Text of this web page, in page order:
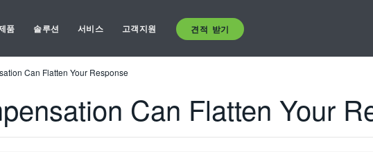
품 솔루션 서비스 고객지원 견적 받기
Can Flatten Your Response
Can Flatten Your